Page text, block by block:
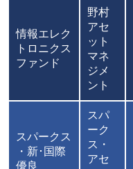
情報エレク
トロニクス
ファンド
野村
アセ
ット
マネ
ジメ
ント
スパークス
・新･国際
優良
スパ
ーク
ス・
アセ